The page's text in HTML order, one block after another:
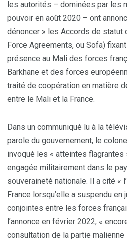
les autorités – dominées par les
pouvoir en août 2020 – ont
dénoncer » les Accords de
Force Agreements, ou Sofa)
présence au Mali des forces
Barkhane et des forces
traité de coopération en matière
entre le Mali et la France.
Dans un communiqué lu à la
parole du gouvernement, le
invoqué les « atteintes flagrantes
engagée militairement dans le
souveraineté nationale. Il a cité «
France lorsqu’elle a suspendu
conjointes entre les forces
l’annonce en février 2022, «
consultation de la partie